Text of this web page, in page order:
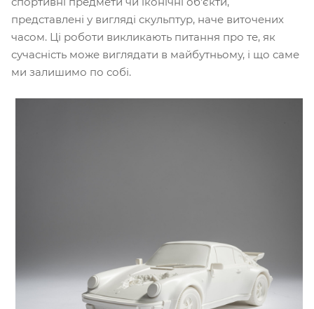
представлені у вигляді скульптур, наче виточених
часом. Ці роботи викликають питання про те, як
сучасність може виглядати в майбутньому, і що саме
ми залишимо по собі.